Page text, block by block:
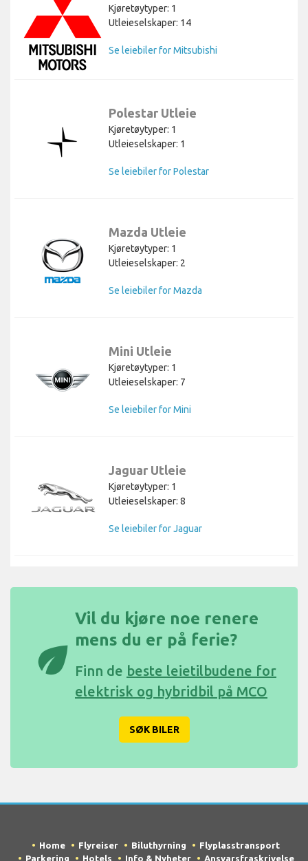
Kjøretøytyper: 1
Utleieselskaper: 14
Se leiebiler for Mitsubishi
Polestar Utleie
Kjøretøytyper: 1
Utleieselskaper: 1
Se leiebiler for Polestar
Mazda Utleie
Kjøretøytyper: 1
Utleieselskaper: 2
Se leiebiler for Mazda
Mini Utleie
Kjøretøytyper: 1
Utleieselskaper: 7
Se leiebiler for Mini
Jaguar Utleie
Kjøretøytyper: 1
Utleieselskaper: 8
Se leiebiler for Jaguar
eco
Vil du kjøre noe renere
mens du er på ferie?
Finn de beste leietilbudene for
elektrisk og hybridbil på MCO
SØK BILER
Home Flyreiser Biluthyrning
Flyplasstransport
Parkering
Hotels Info & Nyheter Ansvarsfraskrivelse